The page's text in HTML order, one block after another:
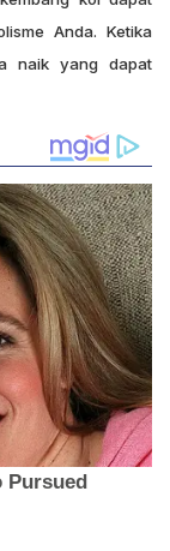
Anda. Ketika
naik yang dapat